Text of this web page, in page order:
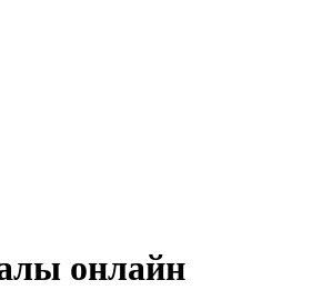
онлайн